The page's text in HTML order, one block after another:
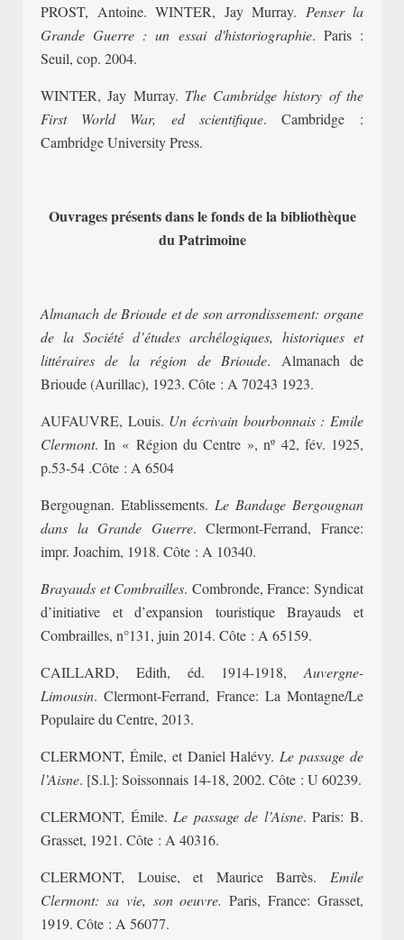
PROST, Antoine. WINTER, Jay Murray. Penser la
Grande Guerre : un essai d'historiographie. Paris :
Seuil, cop. 2004.
WINTER, Jay Murray. The Cambridge history of the
First World War, ed scientifique. Cambridge :
Cambridge University Press.
Ouvrages présents dans le fonds de la bibliothèque
du Patrimoine
Almanach de Brioude et de son arrondissement: organe
de la Société d’études archélogiques, historiques et
littéraires de la région de Brioude. Almanach de
Brioude (Aurillac), 1923. Côte : A 70243 1923.
AUFAUVRE, Louis. Un écrivain bourbonnais : Emile
Clermont. In « Région du Centre », nº 42, fév. 1925,
p.53-54 .Côte : A 6504
Bergougnan. Etablissements. Le Bandage Bergougnan
dans la Grande Guerre. Clermont-Ferrand, France:
impr. Joachim, 1918. Côte : A 10340.
Brayauds et Combrailles. Combronde, France: Syndicat
d’initiative et d’expansion touristique Brayauds et
Combrailles, n°131, juin 2014. Côte : A 65159.
CAILLARD, Edith, éd. 1914-1918, Auvergne-
Limousin. Clermont-Ferrand, France: La Montagne/Le
Populaire du Centre, 2013.
CLERMONT, Émile, et Daniel Halévy. Le passage de
l’Aisne. [S.l.]: Soissonnais 14-18, 2002. Côte : U 60239.
CLERMONT, Émile. Le passage de l’Aisne. Paris: B.
Grasset, 1921. Côte : A 40316.
CLERMONT, Louise, et Maurice Barrès. Emile
Clermont: sa vie, son oeuvre. Paris, France: Grasset,
1919. Côte : A 56077.